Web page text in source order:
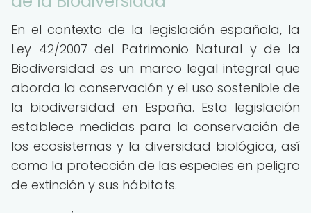
En el contexto de la legislación española, la
Ley 42/2007 del Patrimonio Natural y de la
Biodiversidad es un marco legal integral que
aborda la conservación y el uso sostenible de
la biodiversidad en España. Esta legislación
establece medidas para la conservación de
los ecosistemas y la diversidad biológica, así
como la protección de las especies en peligro
de extinción y sus hábitats.